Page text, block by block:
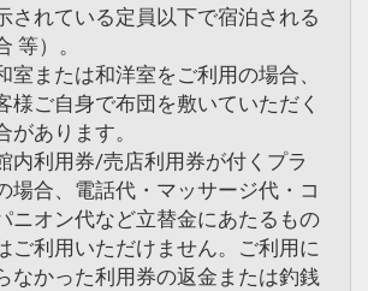
されている定員以下で宿泊される
等）。
室または和洋室をご利用の場合、
様ご自身で布団を敷いていただく
があります。
内利用券/売店利用券が付くプラ
場合、電話代・マッサージ代・コ
ニオン代など立替金にあたるもの
ご利用いただけません。ご利用に
なかった利用券の返金または釣銭